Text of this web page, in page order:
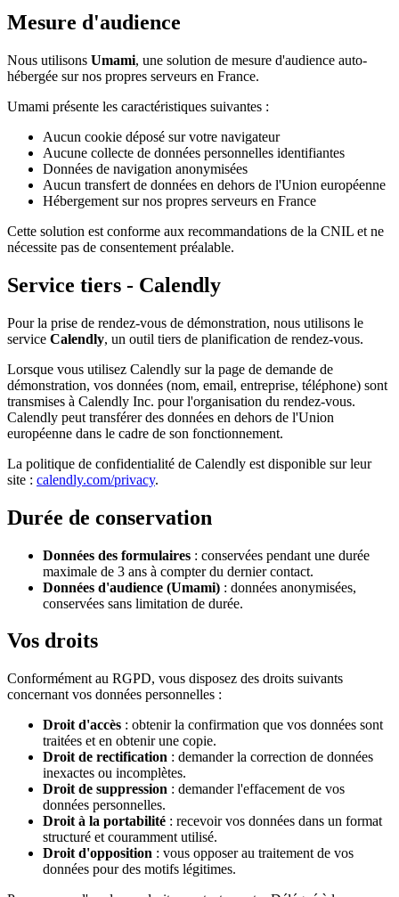
Mesure d'audience
Nous utilisons Umami, une solution de mesure d'audience auto-
hébergée sur nos propres serveurs en France.
Umami présente les caractéristiques suivantes :
Aucun cookie déposé sur votre navigateur
Aucune collecte de données personnelles identifiantes
Données de navigation anonymisées
Aucun transfert de données en dehors de l'Union européenne
Hébergement sur nos propres serveurs en France
Cette solution est conforme aux recommandations de la CNIL et ne
nécessite pas de consentement préalable.
Service tiers - Calendly
Pour la prise de rendez-vous de démonstration, nous utilisons le
service Calendly, un outil tiers de planification de rendez-vous.
Lorsque vous utilisez Calendly sur la page de demande de
démonstration, vos données (nom, email, entreprise, téléphone) sont
transmises à Calendly Inc. pour l'organisation du rendez-vous.
Calendly peut transférer des données en dehors de l'Union
européenne dans le cadre de son fonctionnement.
La politique de confidentialité de Calendly est disponible sur leur
site : calendly.com/privacy.
Durée de conservation
Données des formulaires : conservées pendant une durée
maximale de 3 ans à compter du dernier contact.
Données d'audience (Umami) : données anonymisées,
conservées sans limitation de durée.
Vos droits
Conformément au RGPD, vous disposez des droits suivants
concernant vos données personnelles :
Droit d'accès : obtenir la confirmation que vos données sont
traitées et en obtenir une copie.
Droit de rectification : demander la correction de données
inexactes ou incomplètes.
Droit de suppression : demander l'effacement de vos
données personnelles.
Droit à la portabilité : recevoir vos données dans un format
structuré et couramment utilisé.
Droit d'opposition : vous opposer au traitement de vos
données pour des motifs légitimes.